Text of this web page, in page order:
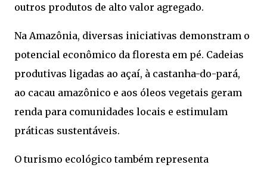
outros produtos de alto valor agregado.
Na Amazônia, diversas iniciativas demonstram o
potencial econômico da floresta em pé. Cadeias
produtivas ligadas ao açaí, à castanha-do-pará,
ao cacau amazônico e aos óleos vegetais geram
renda para comunidades locais e estimulam
práticas sustentáveis.
O turismo ecológico também representa